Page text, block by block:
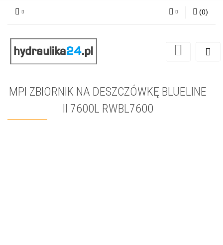
Zarejestruj się
(0)
MPI ZBIORNIK NA DESZCZÓWKĘ BLUELINE
II 7600L RWBL7600